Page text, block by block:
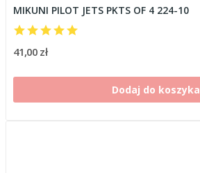
MIKUNI PILOT JETS PKTS OF 4 224-10
41,00 zł
Dodaj do koszyka